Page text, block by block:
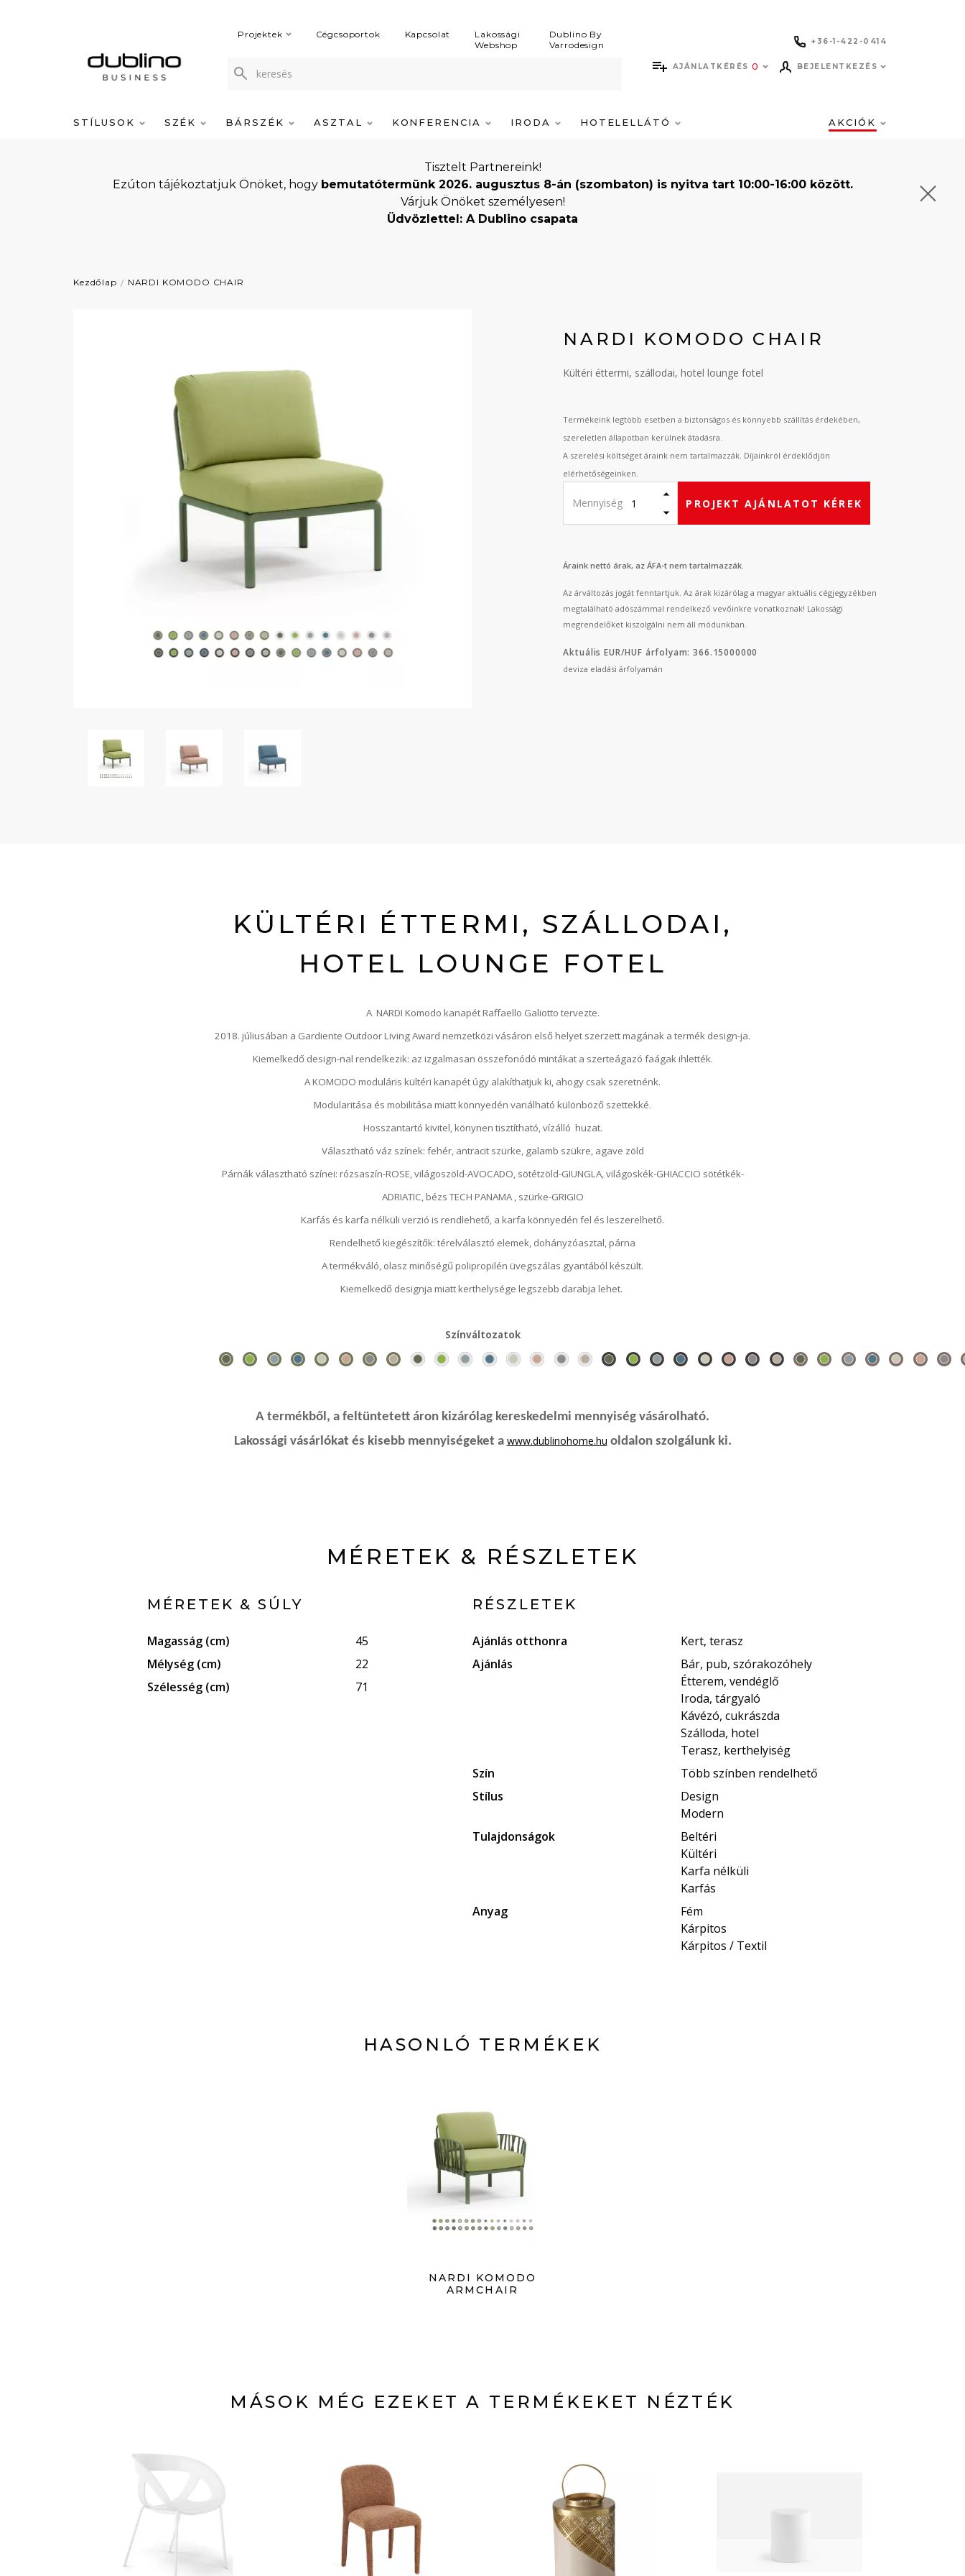
Projektek Cégcsoportok Kapcsolat
Lakossági
Webshop
Dublino By
Varrodesign
+36-1-422-0414
AJÁNLATKÉRÉS 0 BEJELENTKEZÉS
STÍLUSOK SZÉK BÁRSZÉK ASZTAL KONFERENCIA IRODA HOTELELLÁTÓ AKCIÓK
Tisztelt Partnereink!
Ezúton tájékoztatjuk Önöket, hogy bemutatótermünk 2026. augusztus 8-án (szombaton) is nyitva tart 10:00-16:00 között.
Várjuk Önöket személyesen!
Üdvözlettel: A Dublino csapata
Kezdőlap NARDI KOMODO CHAIR
NARDI KOMODO CHAIR
Kültéri éttermi, szállodai, hotel lounge fotel
Termékeink legtöbb esetben a biztonságos és könnyebb szállítás érdekében,
szereletlen állapotban kerülnek átadásra.
A szerelési költséget áraink nem tartalmazzák. Díjainkról érdeklődjön
elérhetőségeinken.
Mennyiség PROJEKT AJÁNLATOT KÉREK
Áraink nettó árak, az ÁFA-t nem tartalmazzák.
Az árváltozás jogát fenntartjuk. Az árak kizárólag a magyar aktuális cégjegyzékben
megtalálható adószámmal rendelkező vevőinkre vonatkoznak! Lakossági
megrendelőket kiszolgálni nem áll módunkban.
Aktuális EUR/HUF árfolyam: 366.15000000
deviza eladási árfolyamán
KÜLTÉRI ÉTTERMI, SZÁLLODAI,
HOTEL LOUNGE FOTEL
A NARDI Komodo kanapét Raffaello Galiotto tervezte.
2018. júliusában a Gardiente Outdoor Living Award nemzetközi vásáron első helyet szerzett magának a termék design-ja.
Kiemelkedő design-nal rendelkezik: az izgalmasan összefonódó mintákat a szerteágazó faágak ihlették.
A KOMODO moduláris kültéri kanapét úgy alakíthatjuk ki, ahogy csak szeretnénk.
Modularitása és mobilitása miatt könnyedén variálható különböző szettekké.
Hosszantartó kivitel, könynen tisztítható, vízálló huzat.
Választható váz színek: fehér, antracit szürke, galamb szükre, agave zöld
Párnák választható színei: rózsaszín-ROSE, világoszöld-AVOCADO, sötétzöld-GIUNGLA, világoskék-GHIACCIO sötétkék-
ADRIATIC, bézs TECH PANAMA , szürke-GRIGIO
Karfás és karfa nélküli verzió is rendlehető, a karfa könnyedén fel és leszerelhető.
Rendelhető kiegészítők: térelválasztó elemek, dohányzóasztal, párna
A termékváló, olasz minőségű polipropilén üvegszálas gyantából készült.
Kiemelkedő designja miatt kerthelysége legszebb darabja lehet.
Színváltozatok
A termékből, a feltüntetett áron kizárólag kereskedelmi mennyiség vásárolható.
Lakossági vásárlókat és kisebb mennyiségeket a www.dublinohome.hu oldalon szolgálunk ki.
MÉRETEK & RÉSZLETEK
MÉRETEK & SÚLY
Magasság (cm)
45
Mélység (cm)
22
Szélesség (cm)
71
RÉSZLETEK
Ajánlás otthonra
Kert, terasz
Ajánlás
Bár, pub, szórakozóhely
Étterem, vendéglő
Iroda, tárgyaló
Kávézó, cukrászda
Szálloda, hotel
Terasz, kerthelyiség
Szín
Több színben rendelhető
Stílus
Design
Modern
Tulajdonságok
Beltéri
Kültéri
Karfa nélküli
Karfás
Anyag
Fém
Kárpitos
Kárpitos / Textil
HASONLÓ TERMÉKEK
NARDI KOMODO
ARMCHAIR
MÁSOK MÉG EZEKET A TERMÉKEKET NÉZTÉK